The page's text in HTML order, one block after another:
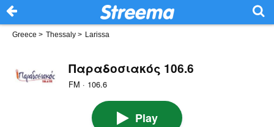
Greece > Thessaly > Larissa
Παραδοσιακός 106.6
FM · 106.6
Play